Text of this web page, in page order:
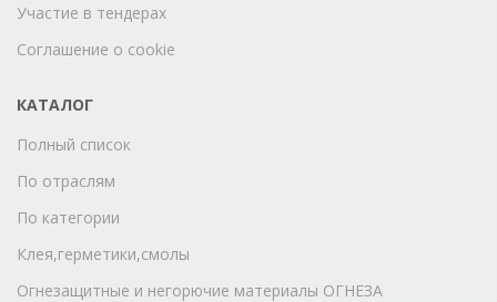
Участие в тендерах
Соглашение о cookie
КАТАЛОГ
Полный список
По отраслям
По категории
Клея,герметики,смолы
Огнезащитные и негорючие материалы ОГНЕЗА